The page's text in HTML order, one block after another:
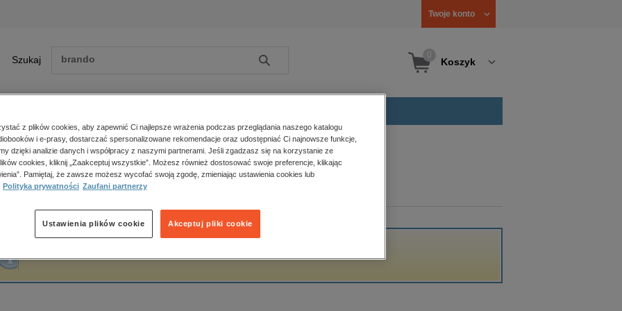
Twoje konto
Szukaj Szukaj Koszyk
Zobacz wszystkie E-prasa
polityka, społeczno-informacyjne
psychologiczne
popularno-naukowe
historia
główna Paweł Smoleński
Smoleński
z plików cookies, aby zapewnić Ci najlepsze wrażenia podczas przeglądania naszego katalogu
i e-prasy, dostarczać spersonalizowane rekomendacje oraz udostępniać Ci najnowsze funkcje,
dzięki analizie danych i współpracy z naszymi partnerami. Jeśli zgadzasz się na korzystanie ze
cookies, kliknij „Zaakceptuj wszystkie”. Możesz również dostosować swoje preferencje, klikając
Pamiętaj, że zawsze możesz wycofać swoją zgodę, zmieniając ustawienia cookies lub
Polityka prywatności Zaufani partnerzy
Akceptuj pliki cookie
Ustawienia plików cookie